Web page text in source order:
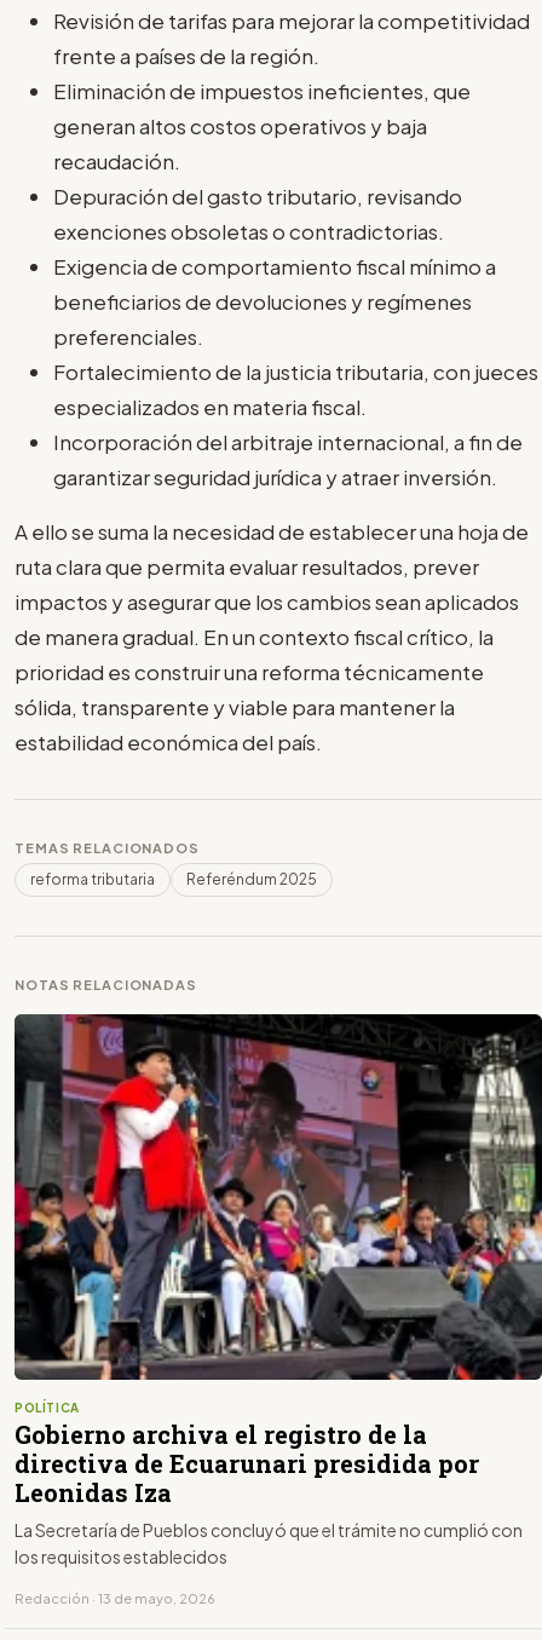
Revisión de tarifas para mejorar la competitividad
frente a países de la región.
Eliminación de impuestos ineficientes, que
generan altos costos operativos y baja
recaudación.
Depuración del gasto tributario, revisando
exenciones obsoletas o contradictorias.
Exigencia de comportamiento fiscal mínimo a
beneficiarios de devoluciones y regímenes
preferenciales.
Fortalecimiento de la justicia tributaria, con jueces
especializados en materia fiscal.
Incorporación del arbitraje internacional, a fin de
garantizar seguridad jurídica y atraer inversión.
A ello se suma la necesidad de establecer una hoja de
ruta clara que permita evaluar resultados, prever
impactos y asegurar que los cambios sean aplicados
de manera gradual. En un contexto fiscal crítico, la
prioridad es construir una reforma técnicamente
sólida, transparente y viable para mantener la
estabilidad económica del país.
TEMAS RELACIONADOS
reforma tributaria Referéndum 2025
NOTAS RELACIONADAS
POLÍTICA
Gobierno archiva el registro de la
directiva de Ecuarunari presidida por
Leonidas Iza
La Secretaría de Pueblos concluyó que el trámite no cumplió con
los requisitos establecidos
Redacción · 13 de mayo, 2026